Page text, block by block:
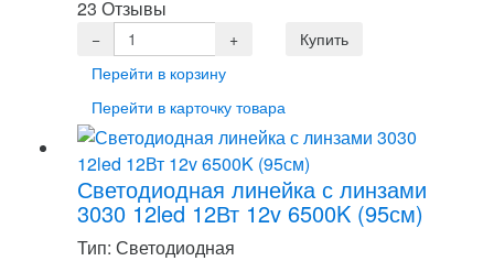
23 Отзывы
Перейти в корзину
Перейти в карточку товара
Светодиодная линейка с линзами
3030 12led 12Вт 12v 6500K (95см)
Тип: Светодиодная